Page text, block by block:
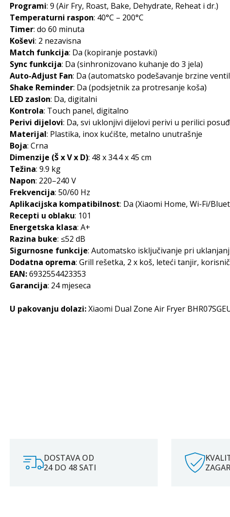
Programi: 9 (Air Fry, Roast, Bake, Dehydrate, Reheat i dr.)
Temperaturni raspon: 40°C – 200°C
Timer: do 60 minuta
Koševi: 2 nezavisna
Match funkcija: Da (kopiranje postavki)
Sync funkcija: Da (sinhronizovano kuhanje do 3 jela)
Auto-Adjust Fan: Da (automatsko podešavanje brzine
Shake Reminder: Da (podsjetnik za protresanje koša)
LED zaslon: Da, digitalni
Kontrola: Touch panel, digitalno
Perivi dijelovi: Da, svi uklonjivi dijelovi perivi u perilici
Materijal: Plastika, inox kućište, metalno unutrašnje
Boja: Crna
Dimenzije (Š x V x D): 48 x 34.4 x 45 cm
Težina: 9.9 kg
Napon: 220–240 V
Frekvencija: 50/60 Hz
Aplikacijska kompatibilnost: Da (Xiaomi Home, Wi-Fi/
Recepti u oblaku: 101
Energetska klasa: A+
Razina buke: ≤52 dB
Sigurnosne funkcije: Automatsko isključivanje pri
Dodatna oprema: Grill rešetka, 2 x koš, leteći tanjir,
EAN:6932554423353
Garancija: 24 mjeseca
U pakovanju dolazi:Xiaomi Dual Zone Air Fryer
DOSTAVA OD
24 DO 48 SATI